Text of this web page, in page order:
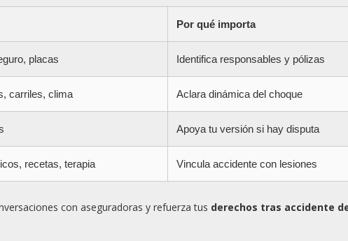
Por qué importa
placas Identifica responsables y pólizas
carriles, clima Aclara dinámica del choque
Apoya tu versión si hay disputa
recetas, terapia Vincula accidente con lesiones
con aseguradoras y refuerza tus derechos tras accidente